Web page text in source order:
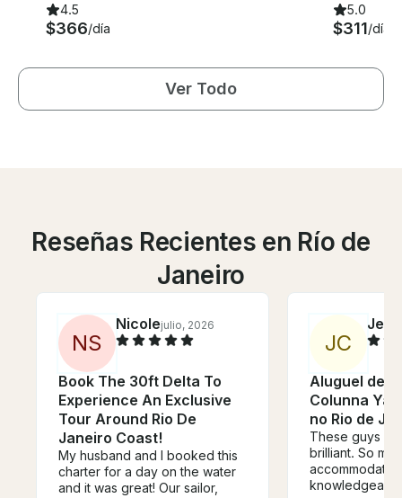
4.5
$366/día
5.0
$311/día
Ver Todo
Reseñas Recientes en Río de
Janeiro
NS
Nicolejulio, 2026
Book The 30ft Delta To
Experience An Exclusive
Tour Around Rio De
Janeiro Coast!
My husband and I booked this
charter for a day on the water
and it was great! Our sailor,
JC
Aluguel de
Colunna
no Rio de
These guys
brilliant. So